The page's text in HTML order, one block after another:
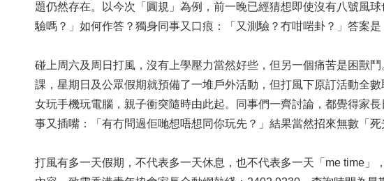
題仍然存在。以今次「圓規」為例，前一晚已經猜想即使沒有八號風
驗嗎？」如何作答？獨身同事又口痕：「又測驗？冇咁啱卦？」答案是
碰上周六及周日打風，沒有上學壓力當然好些，但另一個痛苦是困獸
課，星期日及公眾假期就預備了一堆戶外活動，但打風下原訂活動全
女玩手機玩電腦，親子衝突隨時由此起。同事們一齊討論，都覺得家
事又插嘴：「有冇問過佢哋想唔想同你玩先？」結果當然招來無數「死
打風有多一天假期，不代表多一天休息，也不代表多一天「me time」